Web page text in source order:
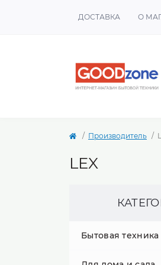
ДОСТАВКА О
Производитель
LEX
Бытовая техника